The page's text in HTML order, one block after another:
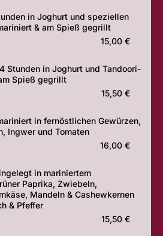
in Joghurt und speziellen
& am Spieß gegrillt
15,00 €
Stunden in Joghurt und Tandoori-
Spieß gegrillt
15,50 €
in fernöstlichen Gewürzen,
Ingwer und Tomaten
16,00 €
in mariniertem
Paprika, Zwiebeln,
Mandeln & Cashewkernen
& Pfeffer
15,50 €